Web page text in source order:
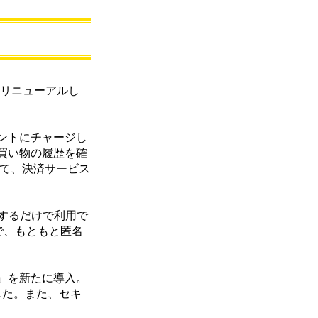
ニューアルし
トにチャージし
い物の履歴を確
、決済サービス
るだけで利用で
もともと匿名
新たに導入。
。また、セキ